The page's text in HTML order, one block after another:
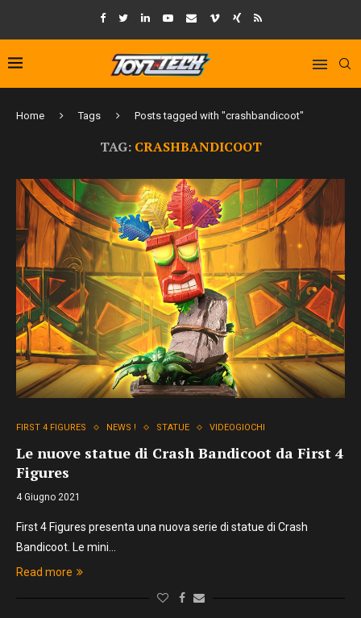
Home Tags Posts tagged with "crashbandicoot"
TAG: CRASHBANDICOOT
FIRST 4 FIGURES NEWS ! STATUE VIDEOGIOCHI
Le nuove statue di Crash Bandicoot da First 4
Figures
4 Giugno 2021
First 4 Figures presenta una nuova serie di statue di Crash
Bandicoot. Le mini…
Read more